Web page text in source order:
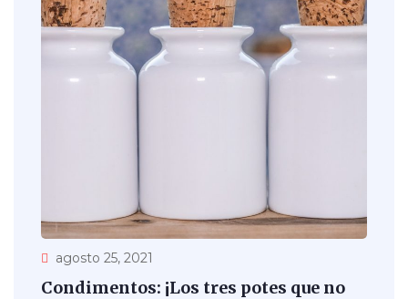
agosto 25, 2021
Condimentos: ¡Los tres potes que no